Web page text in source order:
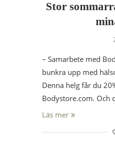
Stor
– Samarbete med
bunkra upp med
Denna helg får du
Bodystore.com. Och
Läs mer